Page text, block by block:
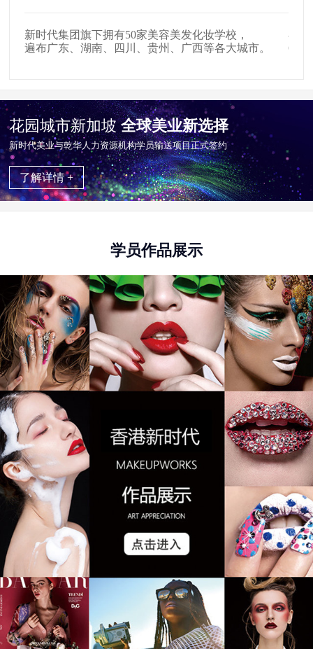
在全国拥有509家美发店、907家影楼影视公司，
654家中高级美容会所就业合作单位。
户外
掌握
花园城市新加坡全球美业新选择
新时代美业与乾华⼈⼒资源机构学员输送项目正式签约
了解详情 +
学员作品展示